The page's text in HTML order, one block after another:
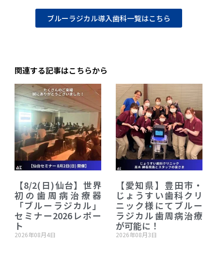
ブルーラジカル導入歯科一覧はこちら
関連する記事はこちらから
【8/2(日)仙台】世界
初の歯周病治療器
「ブルーラジカル」
セミナー2026レポー
ト
2026年08月4日
【愛知県】豊田市・
じょうすい歯科クリ
ニック様にてブルー
ラジカル歯周病治療
が可能に！
2026年08月3日